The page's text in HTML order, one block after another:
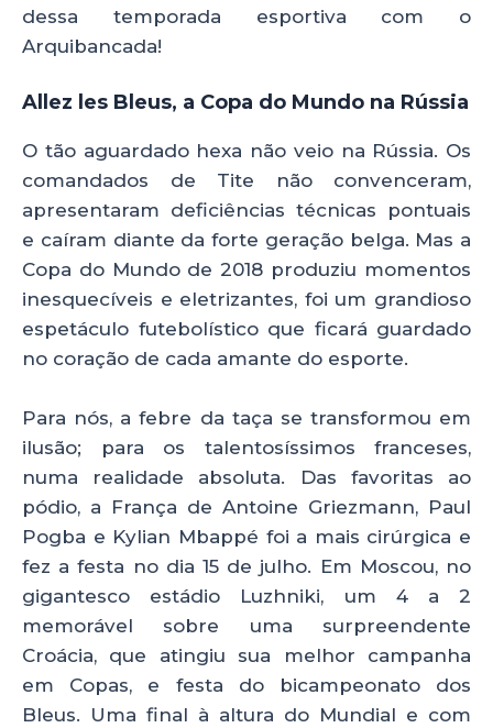
dessa temporada esportiva com o
Arquibancada!
Allez les Bleus, a Copa do Mundo na Rússia
O tão aguardado hexa não veio na Rússia. Os
comandados de Tite não convenceram,
apresentaram deficiências técnicas pontuais
e caíram diante da forte geração belga. Mas a
Copa do Mundo de 2018 produziu momentos
inesquecíveis e eletrizantes, foi um grandioso
espetáculo futebolístico que ficará guardado
no coração de cada amante do esporte.
Para nós, a febre da taça se transformou em
ilusão; para os talentosíssimos franceses,
numa realidade absoluta. Das favoritas ao
pódio, a França de Antoine Griezmann, Paul
Pogba e Kylian Mbappé foi a mais cirúrgica e
fez a festa no dia 15 de julho. Em Moscou, no
gigantesco estádio Luzhniki, um 4 a 2
memorável sobre uma surpreendente
Croácia, que atingiu sua melhor campanha
em Copas, e festa do bicampeonato dos
Bleus. Uma final à altura do Mundial e com